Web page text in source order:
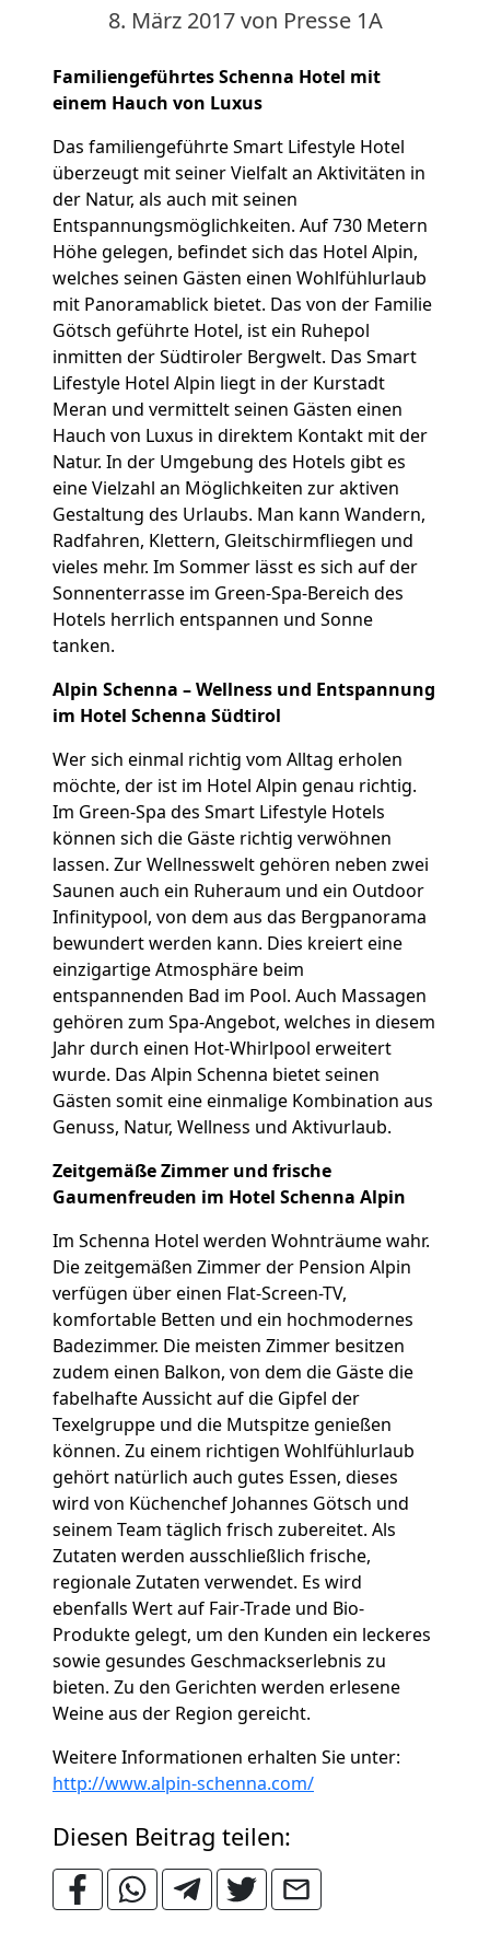
8. März 2017von Presse 1A
Familiengeführtes Schenna Hotel mit
einem Hauch von Luxus
Das familiengeführte Smart Lifestyle Hotel
überzeugt mit seiner Vielfalt an Aktivitäten in
der Natur, als auch mit seinen
Entspannungsmöglichkeiten. Auf 730 Metern
Höhe gelegen, befindet sich das Hotel Alpin,
welches seinen Gästen einen Wohlfühlurlaub
mit Panoramablick bietet. Das von der Familie
Götsch geführte Hotel, ist ein Ruhepol
inmitten der Südtiroler Bergwelt. Das Smart
Lifestyle Hotel Alpin liegt in der Kurstadt
Meran und vermittelt seinen Gästen einen
Hauch von Luxus in direktem Kontakt mit der
Natur. In der Umgebung des Hotels gibt es
eine Vielzahl an Möglichkeiten zur aktiven
Gestaltung des Urlaubs. Man kann Wandern,
Radfahren, Klettern, Gleitschirmfliegen und
vieles mehr. Im Sommer lässt es sich auf der
Sonnenterrasse im Green-Spa-Bereich des
Hotels herrlich entspannen und Sonne
tanken.
Alpin Schenna – Wellness und Entspannung
im Hotel Schenna Südtirol
Wer sich einmal richtig vom Alltag erholen
möchte, der ist im Hotel Alpin genau richtig.
Im Green-Spa des Smart Lifestyle Hotels
können sich die Gäste richtig verwöhnen
lassen. Zur Wellnesswelt gehören neben zwei
Saunen auch ein Ruheraum und ein Outdoor
Infinitypool, von dem aus das Bergpanorama
bewundert werden kann. Dies kreiert eine
einzigartige Atmosphäre beim
entspannenden Bad im Pool. Auch Massagen
gehören zum Spa-Angebot, welches in diesem
Jahr durch einen Hot-Whirlpool erweitert
wurde. Das Alpin Schenna bietet seinen
Gästen somit eine einmalige Kombination aus
Genuss, Natur, Wellness und Aktivurlaub.
Zeitgemäße Zimmer und frische
Gaumenfreuden im Hotel Schenna Alpin
Im Schenna Hotel werden Wohnträume wahr.
Die zeitgemäßen Zimmer der Pension Alpin
verfügen über einen Flat-Screen-TV,
komfortable Betten und ein hochmodernes
Badezimmer. Die meisten Zimmer besitzen
zudem einen Balkon, von dem die Gäste die
fabelhafte Aussicht auf die Gipfel der
Texelgruppe und die Mutspitze genießen
können. Zu einem richtigen Wohlfühlurlaub
gehört natürlich auch gutes Essen, dieses
wird von Küchenchef Johannes Götsch und
seinem Team täglich frisch zubereitet. Als
Zutaten werden ausschließlich frische,
regionale Zutaten verwendet. Es wird
ebenfalls Wert auf Fair-Trade und Bio-
Produkte gelegt, um den Kunden ein leckeres
sowie gesundes Geschmackserlebnis zu
bieten. Zu den Gerichten werden erlesene
Weine aus der Region gereicht.
Weitere Informationen erhalten Sie unter:
http://www.alpin-schenna.com/
Diesen Beitrag teilen: